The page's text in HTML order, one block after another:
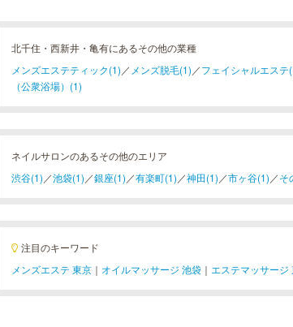
北千住・西新井・亀有にあるその他の業種
メンズエステティック(1) ／ メンズ脱毛(1) ／フェイシャルエステ
（公衆浴場）(1)
ネイルサロンのあるその他のエリア
渋谷(1) ／池袋(1) ／銀座(1) ／有楽町(1) ／神田(1) ／市ヶ谷(1) ／そ
注目のキーワード
メンズエステ 東京 ｜ オイルマッサージ 池袋 ｜ エステマッサージ